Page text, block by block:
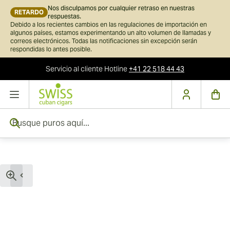
RETARDO
Nos disculpamos por cualquier retraso en nuestras
respuestas.
Debido a los recientes cambios en las regulaciones de importación en
algunos países, estamos experimentando un alto volumen de llamadas y
correos electrónicos. Todas las notificaciones sin excepción serán
respondidas lo antes posible.
Servicio al cliente Hotline+41 22 518 44 43